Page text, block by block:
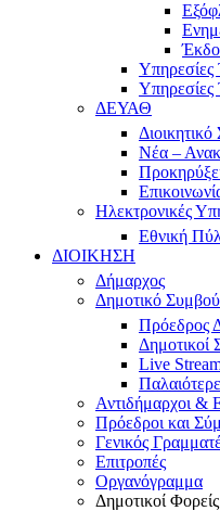
Υπηρεσίες
ΔΕΥΑΘ
Νέα –
Ηλεκτρονικές
Εθνική
ΔΙΟΙΚΗΣΗ
Δήμαρχος
Δημοτικό
Πρόεδρος
Δημοτικοί
Live
Αντιδήμαρχοι &
Πρόεδροι και
Γενικός
Επιτροπές
Οργανόγραμμα
Δημοτικοί